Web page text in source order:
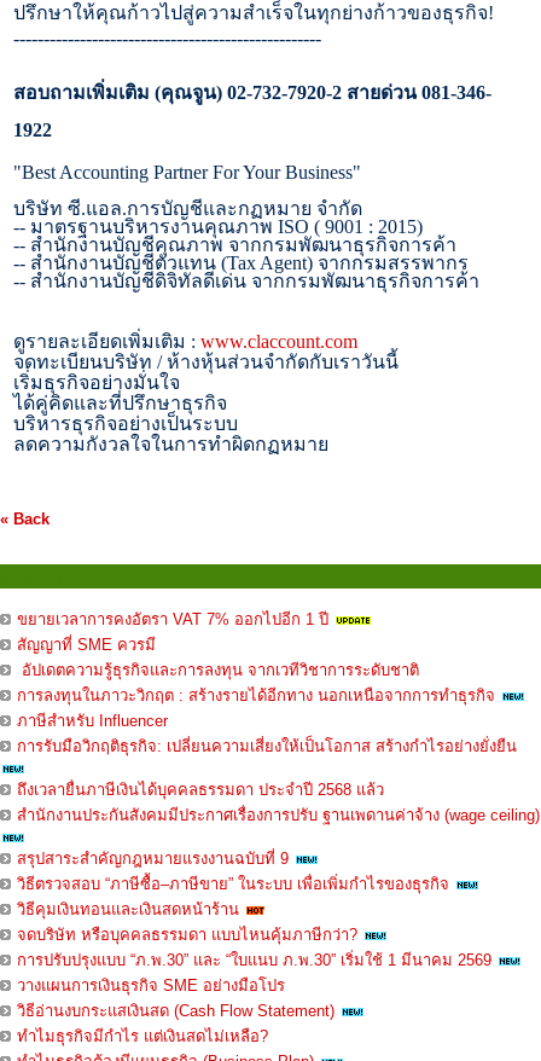
ปรึกษาให้คุณก้าวไปสู่ความสำเร็จในทุกย่างก้าวของธุรกิจ!
---------------------------------------------------
สอบถามเพิ่มเติม (คุณจูน) 02-732-7920-2 สายด่วน 081-346-
1922
"Best Accounting Partner For Your Business"
บริษัท ซี.แอล.การบัญชีและกฏหมาย จำกัด
-- มาตรฐานบริหารงานคุณภาพ ISO ( 9001 : 2015)
-- สำนักงานบัญชีคุณภาพ จากกรมพัฒนาธุรกิจการค้า
-- สำนักงานบัญชีตัวแทน (Tax Agent) จากกรมสรรพากร
-- สำนักงานบัญชีดิจิทัลดีเด่น จากกรมพัฒนาธุรกิจการค้า
ดูรายละเอียดเพิ่มเติม : www.claccount.com
จดทะเบียนบริษัท / ห้างหุ้นส่วนจำกัดกับเราวันนี้
เริ่มธุรกิจอย่างมั่นใจ
ได้คู่คิดและที่ปรึกษาธุรกิจ
บริหารธุรกิจอย่างเป็นระบบ
ลดความกังวลใจในการทำผิดกฏหมาย
« Back
ขยายเวลาการคงอัตรา VAT 7% ออกไปอีก 1 ปี
สัญญาที่ SME ควรมี
อัปเดตความรู้ธุรกิจและการลงทุน จากเวทีวิชาการระดับชาติ
การลงทุนในภาวะวิกฤต : สร้างรายได้อีกทาง นอกเหนือจากการทำธุรกิจ
ภาษีสำหรับ Influencer
การรับมือวิกฤติธุรกิจ: เปลี่ยนความเสี่ยงให้เป็นโอกาส สร้างกำไรอย่างยั่งยืน
ถึงเวลายื่นภาษีเงินได้บุคคลธรรมดา ประจำปี 2568 แล้ว
สำนักงานประกันสังคมมีประกาศเรื่องการปรับ ฐานเพดานค่าจ้าง (wage ceiling)
สรุปสาระสำคัญกฎหมายแรงงานฉบับที่ 9
วิธีตรวจสอบ “ภาษีซื้อ–ภาษีขาย” ในระบบ เพื่อเพิ่มกำไรของธุรกิจ
วิธีคุมเงินทอนและเงินสดหน้าร้าน
จดบริษัท หรือบุคคลธรรมดา แบบไหนคุ้มภาษีกว่า?
การปรับปรุงแบบ “ภ.พ.30” และ “ใบแนบ ภ.พ.30” เริ่มใช้ 1 มีนาคม 2569
วางแผนการเงินธุรกิจ SME อย่างมือโปร
วิธีอ่านงบกระแสเงินสด (Cash Flow Statement)
ทำไมธุรกิจมีกำไร แต่เงินสดไม่เหลือ?